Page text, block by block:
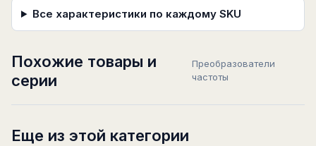
Все характеристики по каждому SKU
Похожие товары и
серии
Преобразователи
частоты
Еще из этой категории